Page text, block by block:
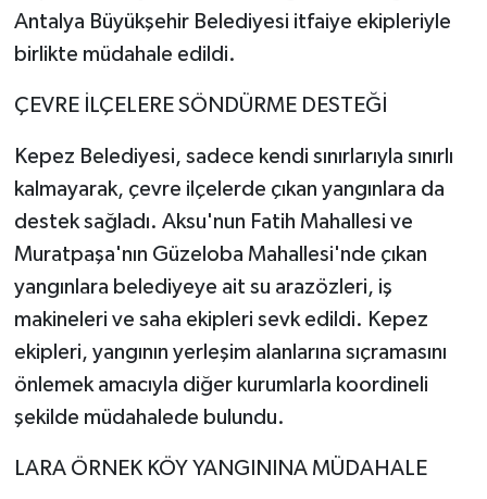
Antalya Büyükşehir Belediyesi itfaiye ekipleriyle
birlikte müdahale edildi.
ÇEVRE İLÇELERE SÖNDÜRME DESTEĞİ
Kepez Belediyesi, sadece kendi sınırlarıyla sınırlı
kalmayarak, çevre ilçelerde çıkan yangınlara da
destek sağladı. Aksu'nun Fatih Mahallesi ve
Muratpaşa'nın Güzeloba Mahallesi'nde çıkan
yangınlara belediyeye ait su arazözleri, iş
makineleri ve saha ekipleri sevk edildi. Kepez
ekipleri, yangının yerleşim alanlarına sıçramasını
önlemek amacıyla diğer kurumlarla koordineli
şekilde müdahalede bulundu.
LARA ÖRNEK KÖY YANGININA MÜDAHALE